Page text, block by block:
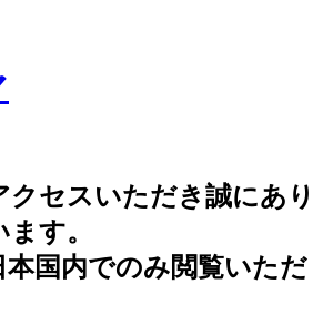
クセスいただき誠にあり
す。
国内でのみ閲覧いただ